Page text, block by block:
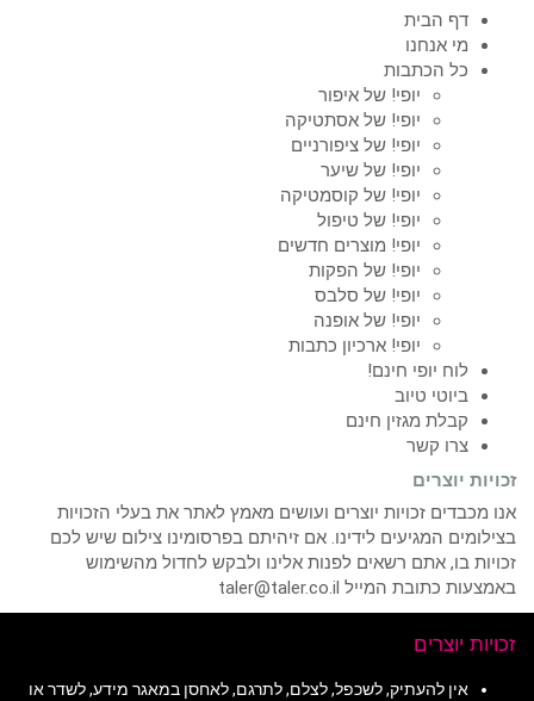
דף הבית
מי אנחנו
כל הכתבות
יופי! של איפור
יופי! של אסתטיקה
יופי! של ציפורניים
יופי! של שיער
יופי! של קוסמטיקה
יופי! של טיפול
יופי! מוצרים חדשים
יופי! של הפקות
יופי! של סלבס
יופי! של אופנה
יופי! ארכיון כתבות
לוח יופי חינם!
ביוטי טיוב
קבלת מגזין חינם
צרו קשר
זכויות יוצרים
אנו מכבדים זכויות יוצרים ועושים מאמץ לאתר את בעלי הזכויות
בצילומים המגיעים לידינו. אם זיהיתם בפרסומינו צילום שיש לכם
זכויות בו, אתם רשאים לפנות אלינו ולבקש לחדול מהשימוש
באמצעות כתובת המייל taler@taler.co.il
זכויות יוצרים
אין להעתיק, לשכפל, לצלם, לתרגם, לאחסן במאגר מידע, לשדר או